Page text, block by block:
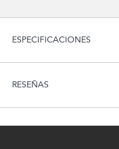
ESPECIFICACIONES
RESEÑAS